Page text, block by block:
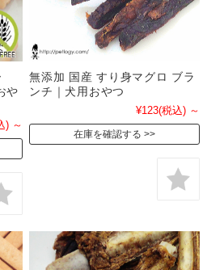
や
) ～
無添加 国産 すり身マグロ ブラ
ンチ｜犬用おやつ
¥123(税込) ～
在庫を確認する